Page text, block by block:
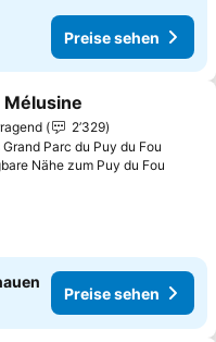
Preise sehen
hinzufügen
Mélusine
2’329
Grand Parc du Puy du Fou
Nähe zum Puy du Fou
Preise sehen